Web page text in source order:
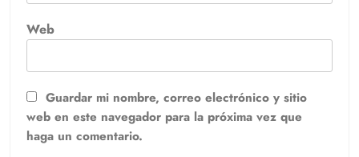
Web
Guardar mi nombre, correo electrónico y sitio
web en este navegador para la próxima vez que
haga un comentario.